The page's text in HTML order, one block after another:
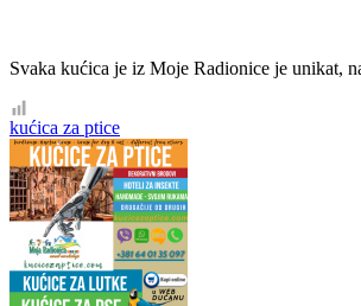
Svaka kućica je iz Moje Radionice je unikat,
Кретање
чланка
kućica za ptice